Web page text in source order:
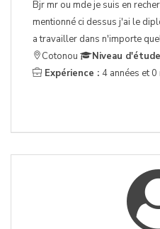
Bjr mr ou mde je suis en
mentionné ci dessus j'ai le
a travailler dans n'importe
Cotonou
Niveau
Expérience : 4 années et 0